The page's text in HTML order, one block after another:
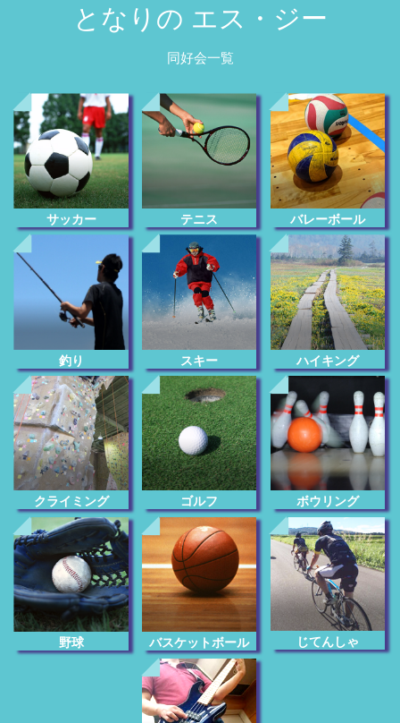
となりの エス・ジー
同好会一覧
サッカー テニス バレーボール
釣り スキー ハイキング
クライミング ゴルフ ボウリング
野球 バスケットボール じてんしゃ